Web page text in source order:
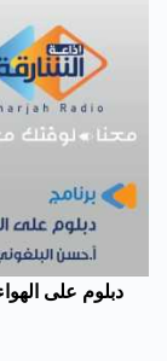
دبلوم على